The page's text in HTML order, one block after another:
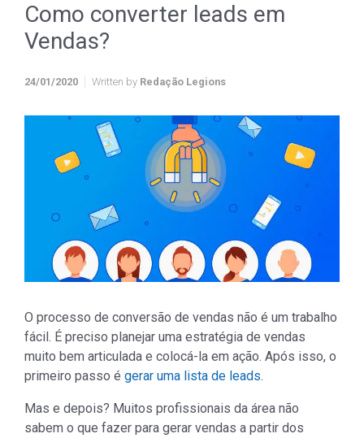
Como converter leads em
Vendas?
24/01/2020 Written by Redação Legions
O processo de conversão de vendas não é um trabalho
fácil. É preciso planejar uma estratégia de vendas
muito bem articulada e colocá-la em ação. Após isso, o
primeiro passo é gerar uma lista de leads.
Mas e depois? Muitos profissionais da área não
sabem o que fazer para gerar vendas a partir dos